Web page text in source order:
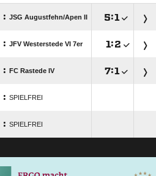
: JSG Augustfehn/​Apen II :
: JFV Westerstede VI 7er :
: FC Rastede IV :
: SPIELFREI
: SPIELFREI